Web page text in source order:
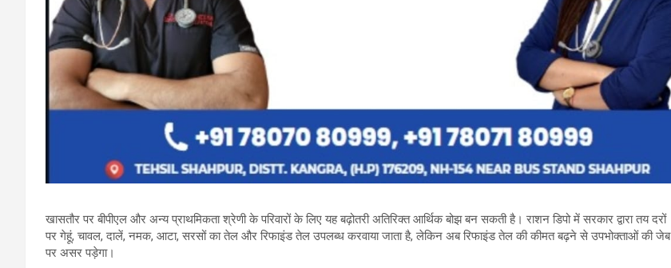
खासतौर पर बीपीएल और अन्य प्राथमिकता श्रेणी के परिवारों के लिए यह बढ़ोतरी अतिरिक्त आर्थिक बोझ बन सकती है। राशन डिपो में सरकार द्वारा तय दरों
पर गेहूं, चावल, दालें, नमक, आटा, सरसों का तेल और रिफाइंड तेल उपलब्ध करवाया जाता है, लेकिन अब रिफाइंड तेल की कीमत बढ़ने से उपभोक्ताओं की जेब
पर असर पड़ेगा।